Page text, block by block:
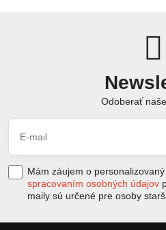
Odoberať
Mám záujem o
spracovaním osobných údajov
maily sú určené pre osoby